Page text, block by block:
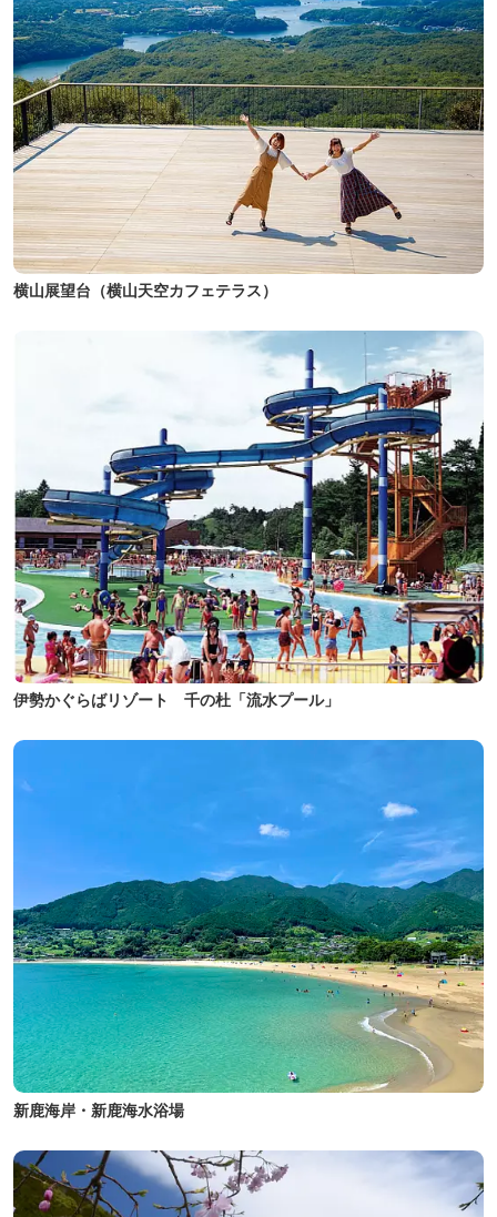
横山展望台（横山天空カフェテラス）
伊勢かぐらばリゾート 千の杜「流水プール」
新鹿海岸・新鹿海水浴場